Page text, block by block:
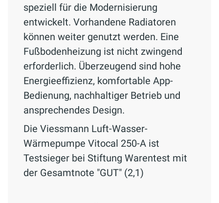
speziell für die Modernisierung
entwickelt. Vorhandene Radiatoren
können weiter genutzt werden. Eine
Fußbodenheizung ist nicht zwingend
erforderlich. Überzeugend sind hohe
Energieeffizienz, komfortable App-
Bedienung, nachhaltiger Betrieb und
ansprechendes Design.
Die Viessmann Luft-Wasser-
Wärmepumpe Vitocal 250-A ist
Testsieger bei Stiftung Warentest mit
der Gesamtnote "GUT" (2,1)